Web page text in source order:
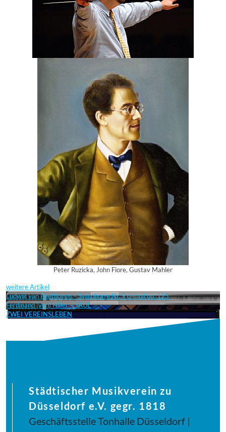
Peter Ruzicka, John Fiore, Gustav Mahler
weitere Artikel
Ludwig van Beethoven – Symphonie Nr. 9 d-moll op. 125
Ferdinand (von) Hiller – SAUL
ZWEI VEREINSLEBEN
Städtischer Musikverein zu
Düsseldorf e.V. gegr. 1818
Geschäftsstelle Tonhalle Düsseldorf |